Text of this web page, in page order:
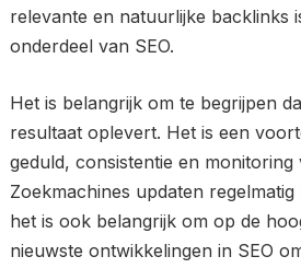
relevante en natuurlijke backlinks
onderdeel van SEO.
Het is belangrijk om te begrijpen
resultaat oplevert. Het is een
geduld, consistentie en monitoring
Zoekmachines updaten
het is ook belangrijk om op de
nieuwste ontwikkelingen in SEO